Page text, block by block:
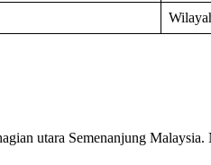
utara Semenanjung